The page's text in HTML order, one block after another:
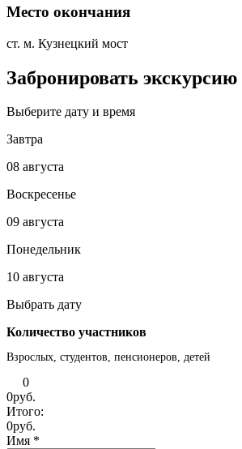
Место окончания
ст. м. Кузнецкий мост
Забронировать экскурсию
Выберите дату и время
Завтра
08 августа
Воскресенье
09 августа
Понедельник
10 августа
Выбрать дату
Количество участников
Взрослых, студентов, пенсионеров, детей
0
0руб.
Итого:
0руб.
Имя *